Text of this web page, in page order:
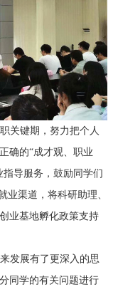
关键期，努力把个人
确的“成才观、职业
导服务，鼓励同学们
业渠道，将科研助理、
业基地孵化政策支持
发展有了更深入的思
同学的有关问题进行